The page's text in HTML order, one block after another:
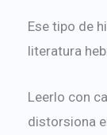
Ese tipo de
literatura
Leerlo con
distorsiona